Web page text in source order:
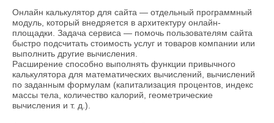
Онлайн калькулятор для сайта — отдельный программный
модуль, который внедряется в архитектуру онлайн-
площадки. Задача сервиса — помочь пользователям сайта
быстро подсчитать стоимость услуг и товаров компании или
выполнить другие вычисления.
Расширение способно выполнять функции привычного
калькулятора для математических вычислений, вычислений
по заданным формулам (капитализация процентов, индекс
массы тела, количество калорий, геометрические
вычисления и т. д.).